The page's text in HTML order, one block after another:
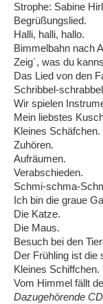
Strophe: Sabine
Begrüßungslied.
Halli, halli, hallo.
Bimmelbahn nach
Zeig´, was du
Das Lied von den
Schribbel-
Wir spielen
Mein liebstes
Kleines Schäfchen.
Zuhören.
Aufräumen.
Verabschieden.
Schmi-schma-
Ich bin die graue
Die Katze.
Die Maus.
Besuch bei den
Der Frühling ist die
Kleines Schiffchen.
Vom Himmel fällt
Dazugehörende